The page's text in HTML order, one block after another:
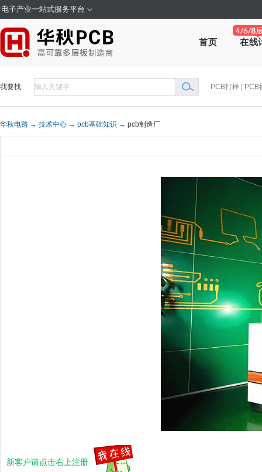
电子产业一站式服务平台
首页 在线
我要找 PCB打样 PCB
华秋电路 → 技术中心 → pcb基础知识 → pcb制造厂
新客户请点击右上注册